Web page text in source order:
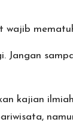
wajib
Jangan
kajian